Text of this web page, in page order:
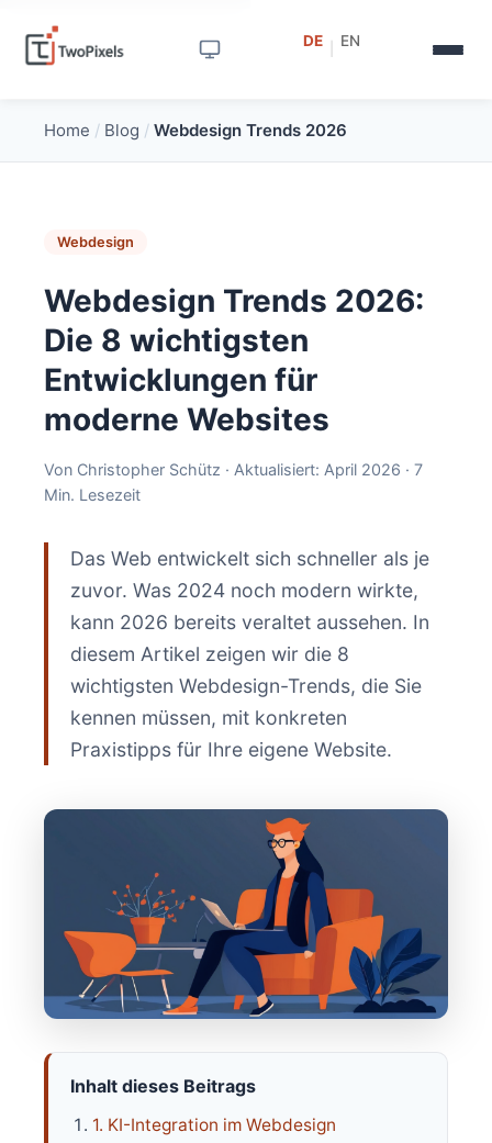
DE EN
Home / Blog / Webdesign Trends 2026
Webdesign
Webdesign Trends 2026:
Die 8 wichtigsten
Entwicklungen für
moderne Websites
Von Christopher Schütz · Aktualisiert: April 2026 · 7
Min. Lesezeit
Das Web entwickelt sich schneller als je
zuvor. Was 2024 noch modern wirkte,
kann 2026 bereits veraltet aussehen. In
diesem Artikel zeigen wir die 8
wichtigsten Webdesign-Trends, die Sie
kennen müssen, mit konkreten
Praxistipps für Ihre eigene Website.
Inhalt dieses Beitrags
1. KI-Integration im Webdesign